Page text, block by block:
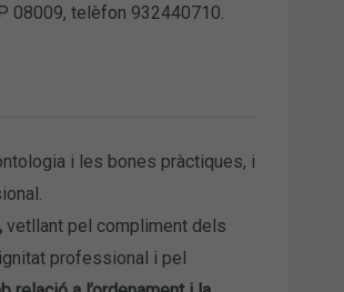
08009, telèfon 932440710.
i les bones pràctiques, i
vetllant pel compliment dels
professional i pel